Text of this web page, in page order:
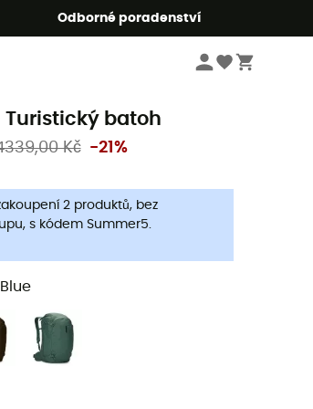
Odborné poradenství
Turistický batoh
Kč -21%
2 produktů, bez
s kódem Summer5.